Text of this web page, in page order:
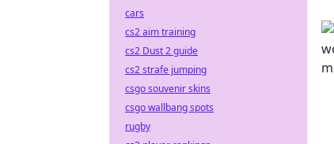
cars
cs2 aim training
cs2 Dust 2 guide
cs2 strafe jumping
csgo souvenir skins
csgo wallbang spots
rugby